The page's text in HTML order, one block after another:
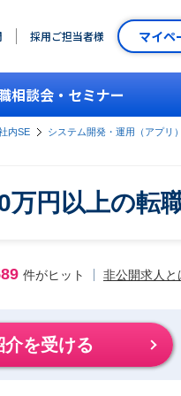
採用ご担当者様 マイペ
相談会・セミナー
内SE
システム開発・運用（アプリ）
円以上の転
件がヒット 非公開求人と
を受ける